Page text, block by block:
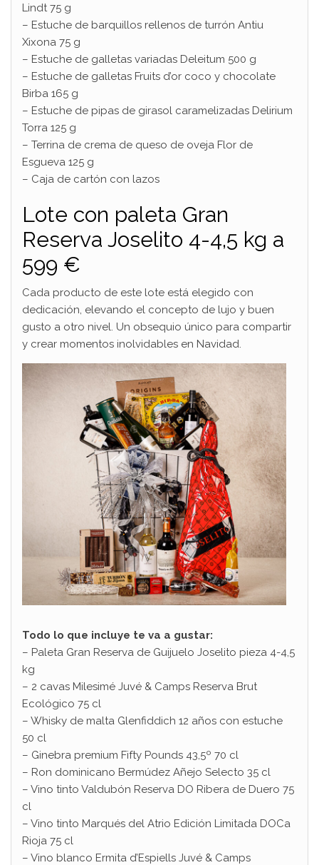
Lindt 75 g
– Estuche de barquillos rellenos de turrón Antiu
Xixona 75 g
– Estuche de galletas variadas Deleitum 500 g
– Estuche de galletas Fruits d’or coco y chocolate
Birba 165 g
– Estuche de pipas de girasol caramelizadas Delirium
Torra 125 g
– Terrina de crema de queso de oveja Flor de
Esgueva 125 g
– Caja de cartón con lazos
Lote con paleta Gran
Reserva Joselito 4-4,5 kg a
599 €
Cada producto de este lote está elegido con
dedicación, elevando el concepto de lujo y buen
gusto a otro nivel. Un obsequio único para compartir
y crear momentos inolvidables en Navidad.
Todo lo que incluye te va a gustar:
– Paleta Gran Reserva de Guijuelo Joselito pieza 4-4,5
kg
– 2 cavas Milesimé Juvé & Camps Reserva Brut
Ecológico 75 cl
– Whisky de malta Glenfiddich 12 años con estuche
50 cl
– Ginebra premium Fifty Pounds 43,5º 70 cl
– Ron dominicano Bermúdez Añejo Selecto 35 cl
– Vino tinto Valdubón Reserva DO Ribera de Duero 75
cl
– Vino tinto Marqués del Atrio Edición Limitada DOCa
Rioja 75 cl
– Vino blanco Ermita d’Espiells Juvé & Camps